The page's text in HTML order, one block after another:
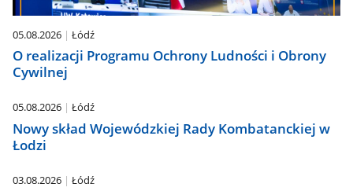
05.08.2026 Łódź
O realizacji Programu Ochrony Ludności i Obrony
Cywilnej
05.08.2026 Łódź
Nowy skład Wojewódzkiej Rady Kombatanckiej w
Łodzi
03.08.2026 Łódź